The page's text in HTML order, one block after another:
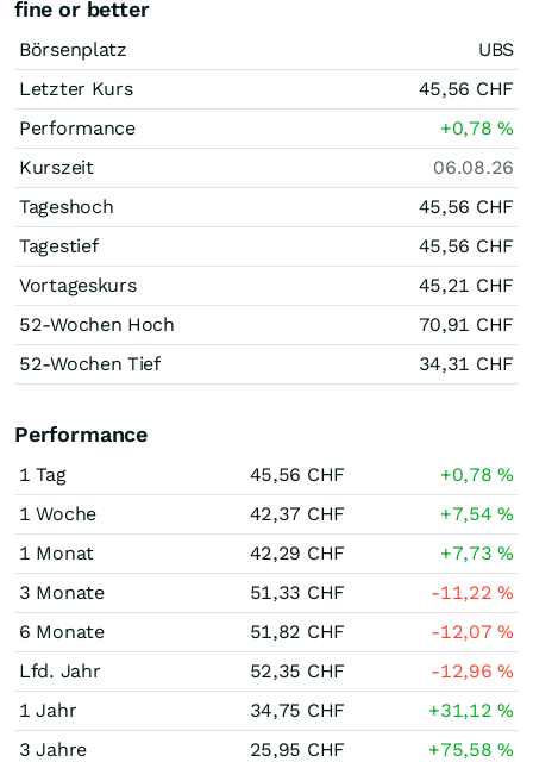
fine or better
Börsenplatz
UBS
Letzter Kurs
45,56 CHF
Performance
+0,78%
Kurszeit
06.08.26
Tageshoch
45,56 CHF
Tagestief
45,56 CHF
Vortageskurs
45,21 CHF
52-Wochen Hoch
70,91 CHF
52-Wochen Tief
34,31 CHF
Performance
1 Tag 45,56 CHF +0,78%
1 Woche
42,37 CHF +7,54%
1 Monat
42,29 CHF +7,73%
3 Monate
51,33 CHF -11,22%
6 Monate
51,82 CHF -12,07%
Lfd. Jahr
52,35 CHF -12,96%
1 Jahr
34,75 CHF +31,12%
3 Jahre
25,95 CHF +75,58%